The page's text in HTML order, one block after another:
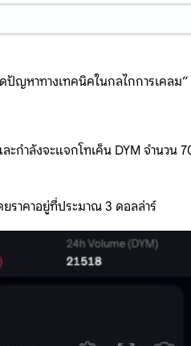
ดปัญหาทางเทคนิคในกลไกการเคล
ลังจะแจกโทเค็น DYM จำนวน
ยราคาอยู่ที่ประมาณ 3 ดอลล่าร์